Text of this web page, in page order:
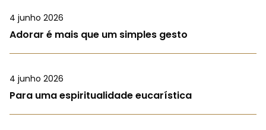
4 junho 2026
Adorar é mais que um simples gesto
4 junho 2026
Para uma espiritualidade eucarística